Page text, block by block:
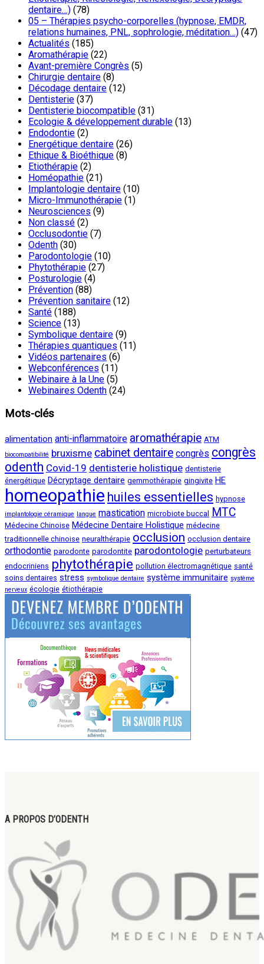
dentaire…) (78)
05 – Thérapies psycho-corporelles (hypnose, EMDR,
relations humaines, PNL, sophrologie, méditation…) (47)
Actualités (185)
Aromathérapie (22)
Avant-première Congrès (5)
Chirurgie dentaire (8)
Décodage dentaire (12)
Dentisterie (37)
Dentisterie biocompatible (31)
Ecologie & développement durable (13)
Endodontie (2)
Energétique dentaire (26)
Ethique & Bioéthique (8)
Etiothérapie (2)
Homéopathie (21)
Implantologie dentaire (10)
Micro-Immunothérapie (1)
Neurosciences (9)
Non classé (2)
Occlusodontie (7)
Odenth (30)
Parodontologie (10)
Phytothérapie (27)
Posturologie (4)
Prévention (88)
Prévention sanitaire (12)
Santé (188)
Science (13)
Symbolique dentaire (9)
Thérapies quantiques (11)
Vidéos partenaires (6)
Webconférences (11)
Webinaire à la Une (5)
Webinaires Odenth (24)
Mots-clés
alimentation anti-inflammatoire aromathérapie ATM
biocompatibilité bruxisme cabinet dentaire congrès congrès
odenth Covid-19 dentisterie holistique dentisterie
énergétique Décryptage dentaire gemmothérapie gingivite HE
homeopathie huiles essentielles hypnose
implantologie céramique langue mastication microbiote buccal MTC
Médecine Chinoise Médecine Dentaire Holistique médecine
traditionnelle chinoise neuralthérapie occlusion occlusion dentaire
orthodontie parodonte parodontite parodontologie perturbateurs
endocriniens phytothérapie pollution électromagnétique santé
soins dentaires stress symbolique dentaire système immunitaire système
nerveux écologie étiothérapie
A PROPOS D’ODENTH